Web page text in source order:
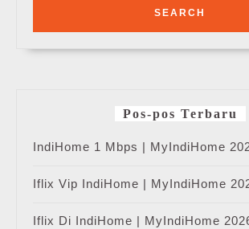
Pos-pos Terbaru
IndiHome 1 Mbps | MyIndiHome
Iflix Vip IndiHome | MyIndiHome
Iflix Di IndiHome | MyIndiHome